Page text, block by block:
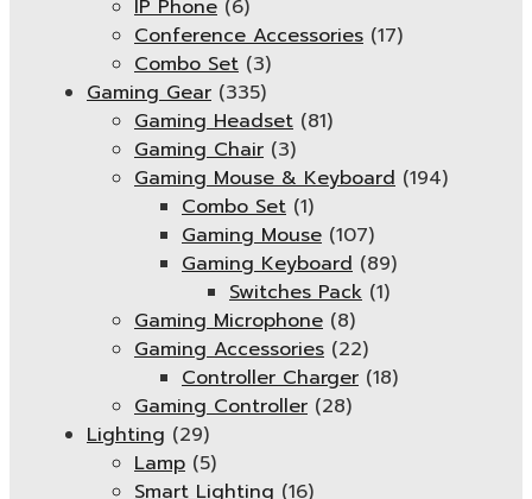
IP Phone (6)
Conference Accessories (17)
Combo Set (3)
Gaming Gear (335)
Gaming Headset (81)
Gaming Chair (3)
Gaming Mouse & Keyboard (194)
Combo Set (1)
Gaming Mouse (107)
Gaming Keyboard (89)
Switches Pack (1)
Gaming Microphone (8)
Gaming Accessories (22)
Controller Charger (18)
Gaming Controller (28)
Lighting (29)
Lamp (5)
Smart Lighting (16)